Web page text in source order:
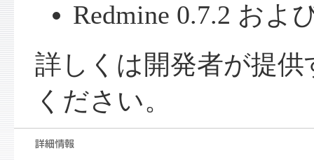
Redmine 0.7.2 およ
詳しくは開発者が提
ください。